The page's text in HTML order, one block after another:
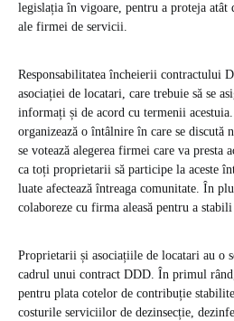
legislația în vigoare, pentru a proteja
ale firmei de servicii.
Responsabilitatea încheierii contractului
asociației de locatari, care trebuie să se
informați și de acord cu termenii
organizează o întâlnire în care se discută
se votează alegerea firmei care va presta
ca toți proprietarii să participe la aceste
luate afectează întreaga comunitate. În
colaboreze cu firma aleasă pentru a
Proprietarii și asociațiile de locatari au o
cadrul unui contract DDD. În primul
pentru plata cotelor de contribuție
costurile serviciilor de dezinsecție,